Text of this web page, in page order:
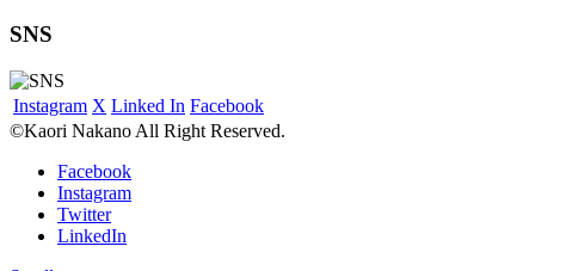
SNS
Instagram X Linked In Facebook
©Kaori Nakano All Right Reserved.
Facebook
Instagram
Twitter
LinkedIn